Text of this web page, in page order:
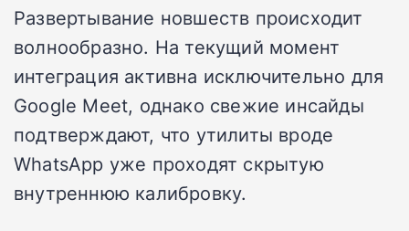
Развертывание новшеств происходит
волнообразно. На текущий момент
интеграция активна исключительно для
Google Meet, однако свежие инсайды
подтверждают, что утилиты вроде
WhatsApp уже проходят скрытую
внутреннюю калибровку.